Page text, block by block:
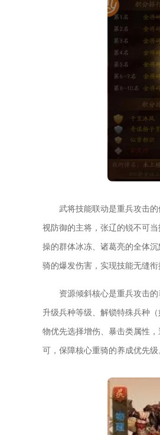
武将技能联动是重兵攻击
视防御的主将，张辽的锐不可
操的群体冰冻、诸葛亮的全体
骑的爆发伤害，实现技能无缝衔
资源倾斜核心是重兵攻击
升级兵种等级、解锁特殊兵种
物优先选择增伤、暴击类属性
可，保障核心重骑的养成优先级